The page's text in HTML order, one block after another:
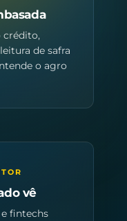
crédito,
de safra
o agro
vê
fintechs